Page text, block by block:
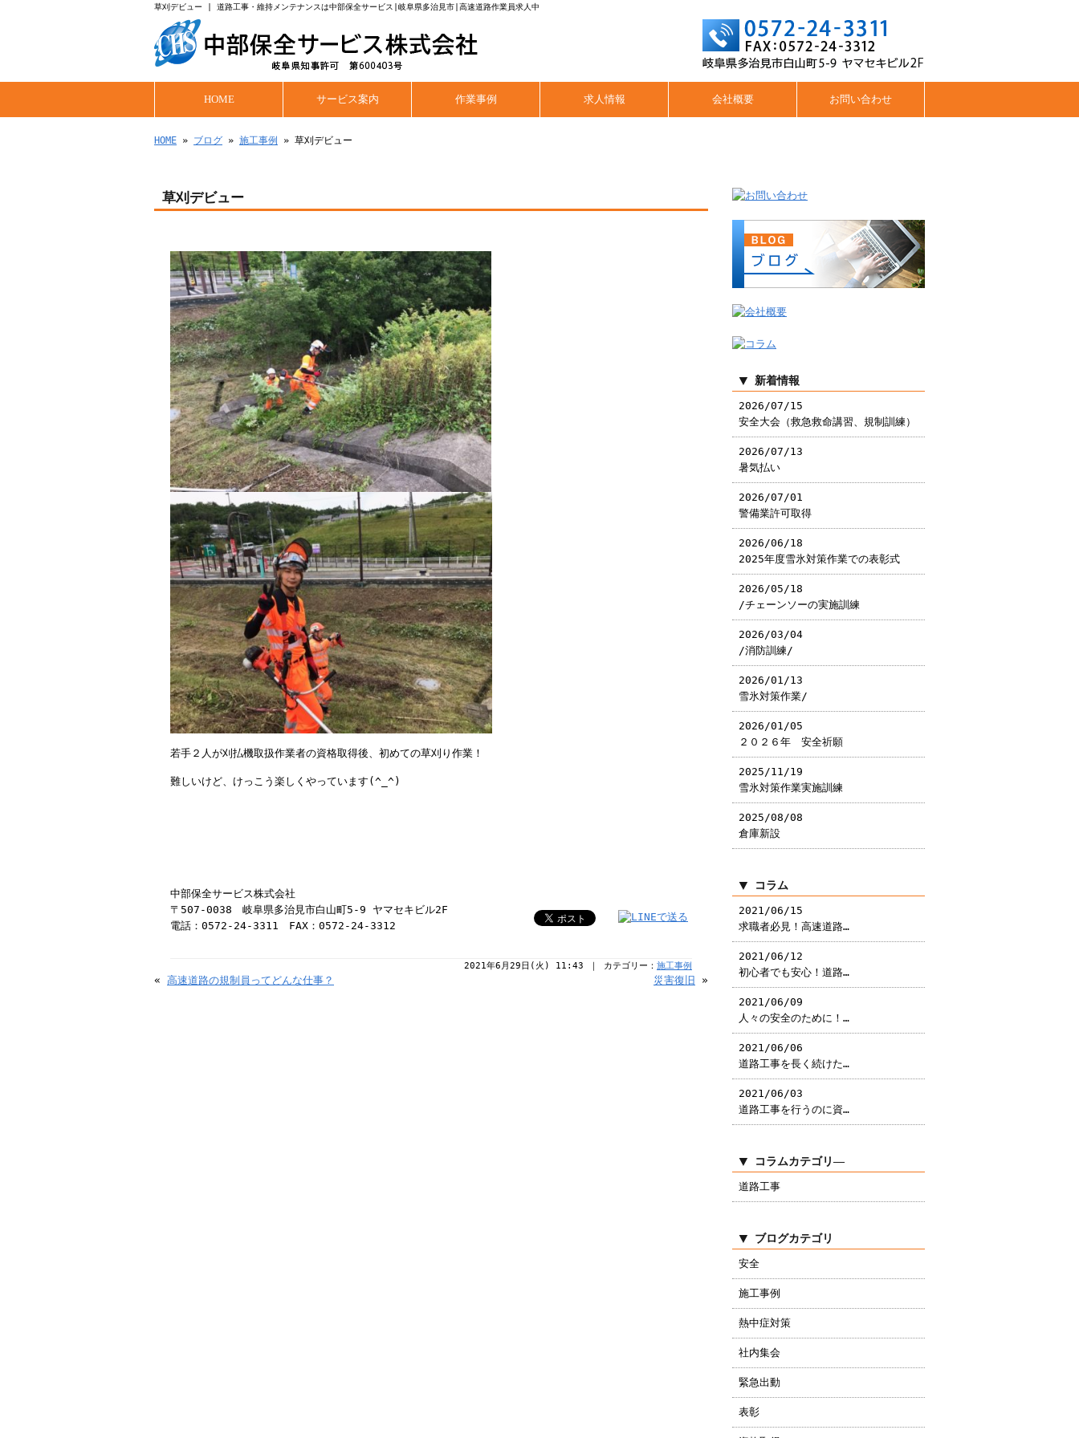
草刈デビュー | 道路工事・維持メンテナンスは中部保全サービス|岐阜県多治見市|高速道路作業員求人中
HOME サービス案内 作業事例 求人情報 会社概要 お問い合わせ
HOME » ブログ » 施工事例 » 草刈デビュー
草刈デビュー
若手２人が刈払機取扱作業者の資格取得後、初めての草刈り作業！
難しいけど、けっこう楽しくやっています(^_^)
中部保全サービス株式会社
〒507-0038 岐阜県多治見市白山町5-9 ヤマセキビル2F
電話：0572-24-3311 FAX：0572-24-3312
2021年6月29日(火) 11:43 ｜ カテゴリー： 施工事例
« 高速道路の規制員ってどんな仕事？ 災害復旧 »
新着情報
2026/07/15
安全大会（救急救命講習、規制訓練）
2026/07/13
暑気払い
2026/07/01
警備業許可取得
2026/06/18
2025年度雪氷対策作業での表彰式
2026/05/18
/チェーンソーの実施訓練
2026/03/04
/消防訓練/
2026/01/13
雪氷対策作業/
2026/01/05
２０２６年 安全祈願
2025/11/19
雪氷対策作業実施訓練
2025/08/08
倉庫新設
コラム
2021/06/15
求職者必見！高速道路…
2021/06/12
初心者でも安心！道路…
2021/06/09
人々の安全のために！…
2021/06/06
道路工事を長く続けた…
2021/06/03
道路工事を行うのに資…
コラムカテゴリ―
道路工事
ブログカテゴリ
安全
施工事例
熱中症対策
社内集会
緊急出動
表彰